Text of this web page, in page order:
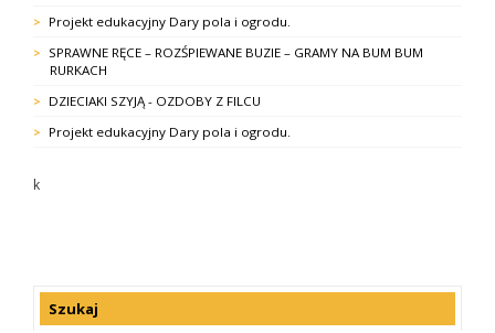
Projekt edukacyjny Dary pola i ogrodu.
SPRAWNE RĘCE – ROZŚPIEWANE BUZIE – GRAMY NA BUM BUM
RURKACH
DZIECIAKI SZYJĄ - OZDOBY Z FILCU
Projekt edukacyjny Dary pola i ogrodu.
k
Szukaj